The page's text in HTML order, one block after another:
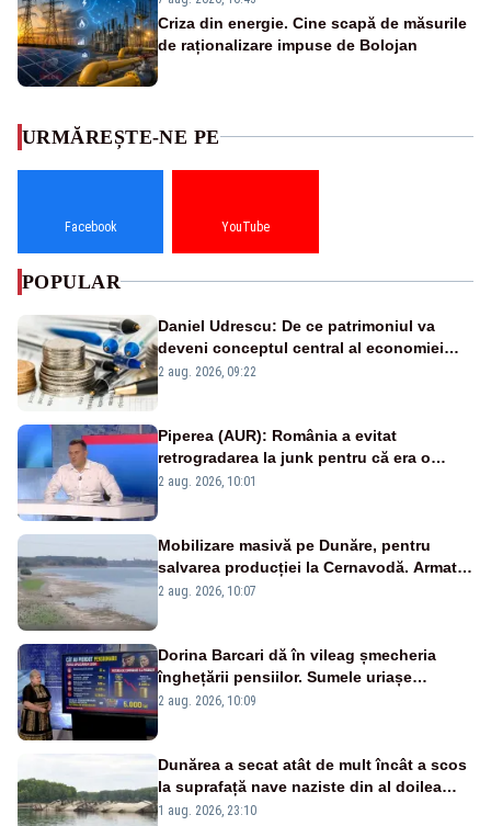
Criza din energie. Cine scapă de măsurile
de raționalizare impuse de Bolojan
URMĂREȘTE-NE PE
Facebook YouTube
POPULAR
Daniel Udrescu: De ce patrimoniul va
deveni conceptul central al economiei
viitoare?
2 aug. 2026, 09:22
Piperea (AUR): România a evitat
retrogradarea la junk pentru că era o
catastrofă pentru bănci și fondurile de
2 aug. 2026, 10:01
Mobilizare masivă pe Dunăre, pentru
salvarea producției la Cernavodă. Armata
va detona o stâncă și va devia apa
2 aug. 2026, 10:07
Dorina Barcari dă în vileag șmecheria
înghețării pensiilor. Sumele uriașe
pierdute de fiecare român
2 aug. 2026, 10:09
Dunărea a secat atât de mult încât a scos
la suprafață nave naziste din al doilea
război mondial
1 aug. 2026, 23:10